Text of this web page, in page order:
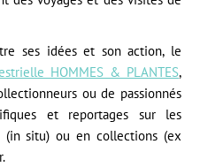
ses idées et son action, le
HOMMES & PLANTES,
ou de passionnés
et reportages sur les
situ) ou en collections (ex